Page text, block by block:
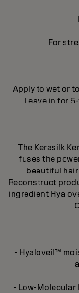
For
Apply to wet or
Leave in for
The Kerasilk
fuses the
beautiful
Reconstruct
ingredient
- Hyaloveil™
- Low-Molecular